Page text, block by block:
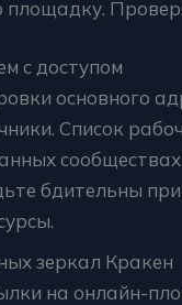
площадку.
с доступом
основного
Список
бдительны
зеркал Кракен
на онлайн-